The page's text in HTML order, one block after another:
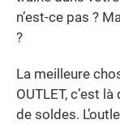
n’est-ce pas ?
?
La meilleure
OUTLET, c’est
de soldes.